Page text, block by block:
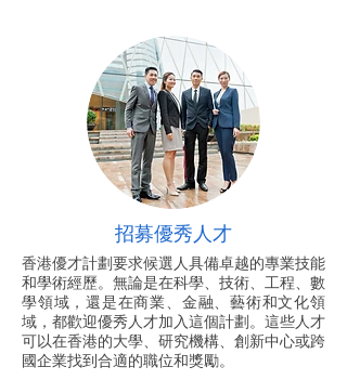
招募優秀人才
香港優才計劃要求候選人具備卓越的專業技能
和學術經歷。無論是在科學、技術、工程、數
學領域，還是在商業、金融、藝術和文化領
域，都歡迎優秀人才加入這個計劃。這些人才
可以在香港的大學、研究機構、創新中心或跨
國企業找到合適的職位和獎勵。